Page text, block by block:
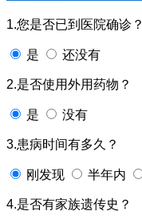
1.您是否已到医院确诊？
是 还没有
2.是否使用外用药物？
是 没有
3.患病时间有多久？
刚发现 半年内
4.是否有家族遗传史？